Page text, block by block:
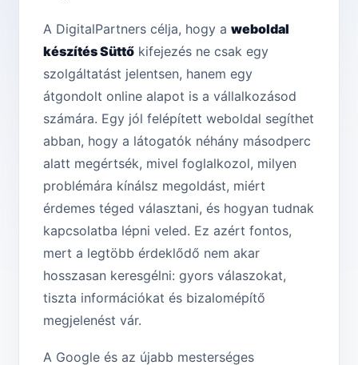
A DigitalPartners célja, hogy a weboldal
készítés Süttő kifejezés ne csak egy
szolgáltatást jelentsen, hanem egy
átgondolt online alapot is a vállalkozásod
számára. Egy jól felépített weboldal segíthet
abban, hogy a látogatók néhány másodperc
alatt megértsék, mivel foglalkozol, milyen
problémára kínálsz megoldást, miért
érdemes téged választani, és hogyan tudnak
kapcsolatba lépni veled. Ez azért fontos,
mert a legtöbb érdeklődő nem akar
hosszasan keresgélni: gyors válaszokat,
tiszta információkat és bizalomépítő
megjelenést vár.
A Google és az újabb mesterséges